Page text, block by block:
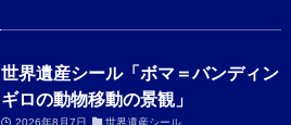
世界遺産シール「ボマ＝バンディン
ギロの動物移動の景観」
2026年8月7日 世界遺産シール